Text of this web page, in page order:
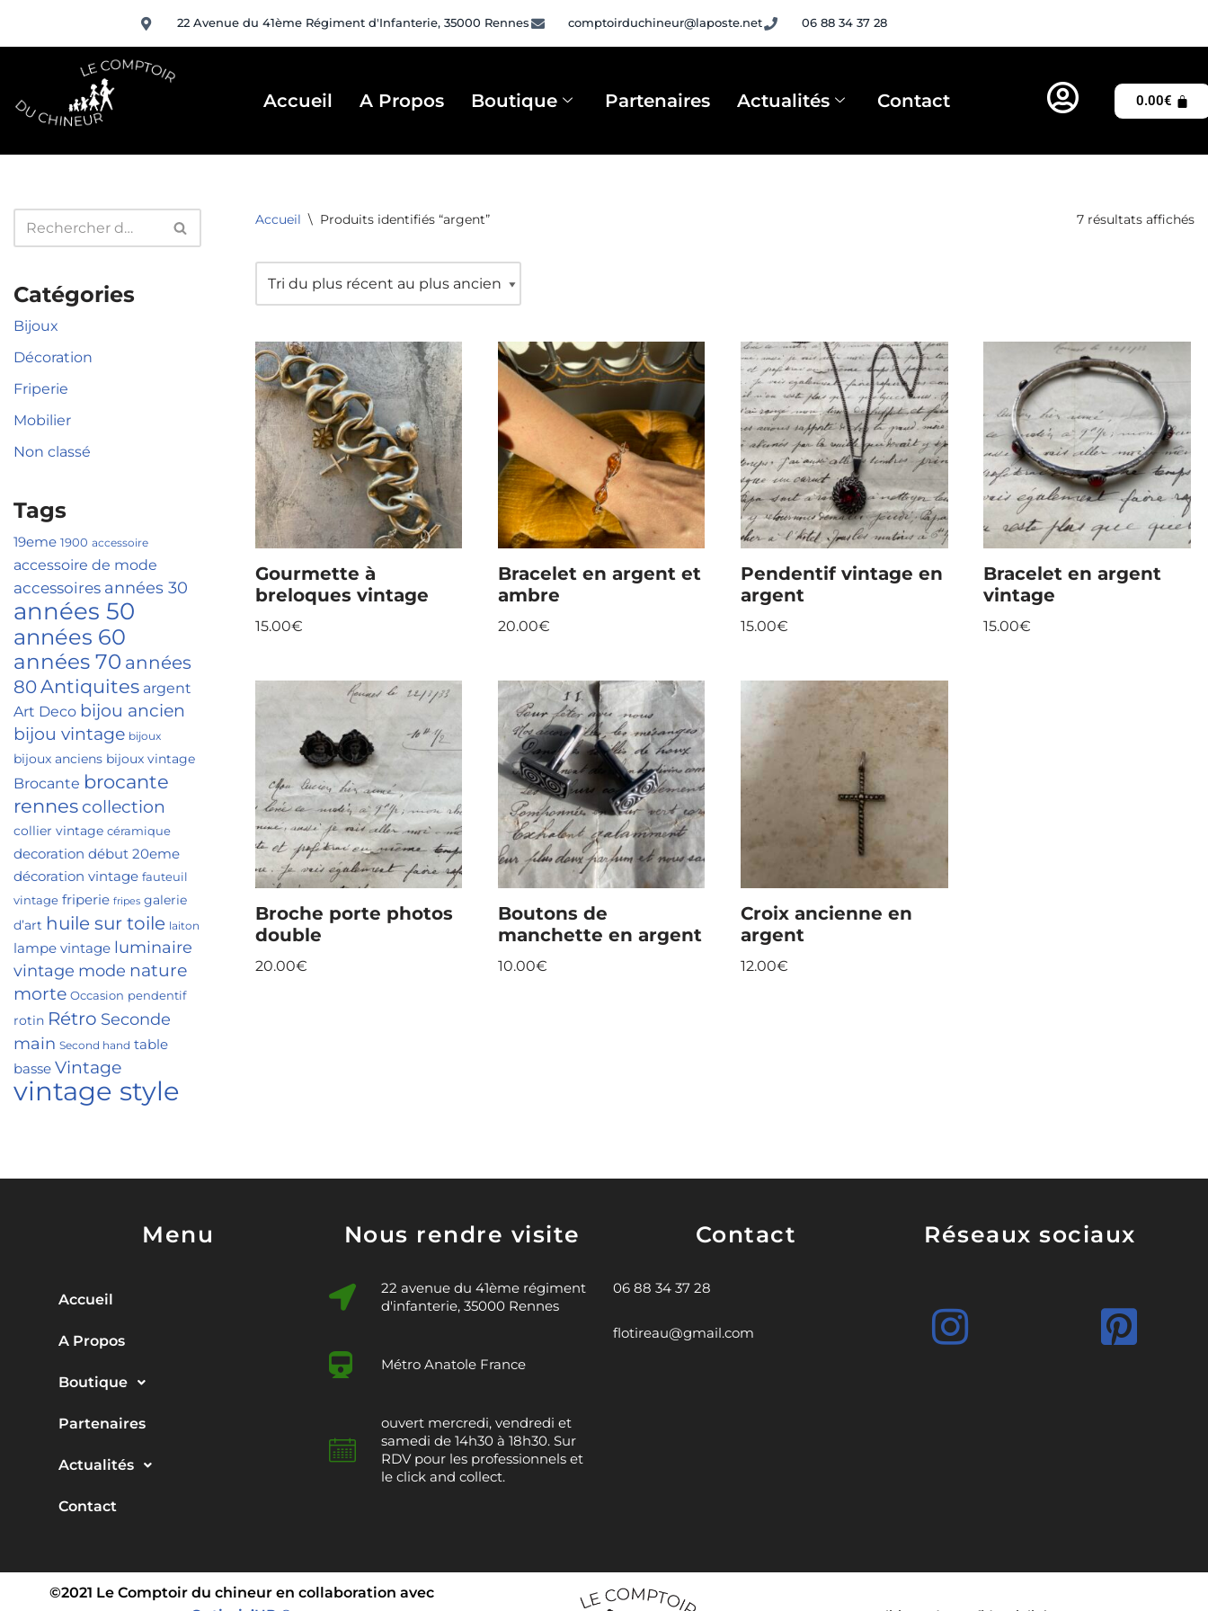
Aller
22 Avenue du 41ème Régiment d'Infanterie, 35000 Rennes comptoirduchineur@laposte.net 06 88 34 37 28
Accueil A Propos Boutique Partenaires Actualités Contact 0.00€
Catégories
Bijoux
Décoration
Friperie
Mobilier
Non classé
Tags
19eme 1900 accessoire
accessoire de mode
accessoires années 30
années 50
années 60
années 70 années
80Antiquites argent
Art Deco bijou ancien
bijou vintage bijoux
bijoux anciens bijoux vintage
Brocante brocante
rennes collection
collier vintage céramique
decoration début 20eme
décoration vintage fauteuil
vintage friperie fripes galerie
d’art huile sur toile laiton
lampe vintage luminaire
vintage mode nature
morte Occasion pendentif
rotin Rétro Seconde
main Second hand table
basse Vintage
vintage style
Accueil \ Produits identifiés “argent” 7 résultats affichés
Gourmette à
breloques vintage
15.00€
Bracelet en argent et
ambre
20.00€
Pendentif vintage en
argent
15.00€
Bracelet en argent
vintage
15.00€
Broche porte photos
double
20.00€
Boutons de
manchette en argent
10.00€
Croix ancienne en
argent
12.00€
Menu
Accueil
A Propos
Boutique
Partenaires
Actualités
Contact
Nous rendre visite
22 avenue du 41ème régiment
d'infanterie, 35000 Rennes
Métro Anatole France
ouvert mercredi, vendredi et
samedi de 14h30 à 18h30. Sur
RDV pour les professionnels et
le click and collect.
Contact
06 88 34 37 28
flotireau@gmail.com
Réseaux sociaux
©2021 Le Comptoir du chineur en collaboration avec